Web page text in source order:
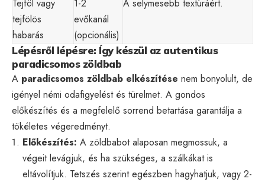
Tejföl vagy
tejfölös
habarás
1-2
evőkanál
(opcionális)
A selymesebb textúráért.
Lépésről lépésre: Így készül az autentikus
paradicsomos zöldbab
A paradicsomos zöldbab elkészítése nem bonyolult, de
igényel némi odafigyelést és türelmet. A gondos
előkészítés és a megfelelő sorrend betartása garantálja a
tökéletes végeredményt.
Előkészítés: A zöldbabot alaposan megmossuk, a
végeit levágjuk, és ha szükséges, a szálkákat is
eltávolítjuk. Tetszés szerint egészben hagyhatjuk, vagy 2-